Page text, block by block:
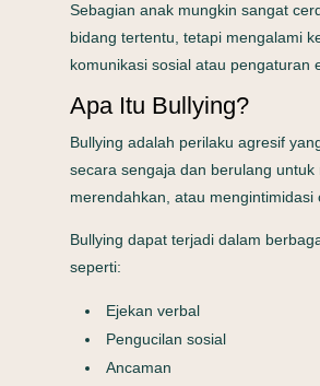
Sebagian anak mungkin sangat
bidang tertentu, tetapi mengalami
komunikasi sosial atau pengaturan
Apa Itu Bullying?
Bullying adalah perilaku agresif
secara sengaja dan berulang untuk
merendahkan, atau mengintimidasi
Bullying dapat terjadi dalam
seperti:
Ejekan verbal
Pengucilan sosial
Ancaman